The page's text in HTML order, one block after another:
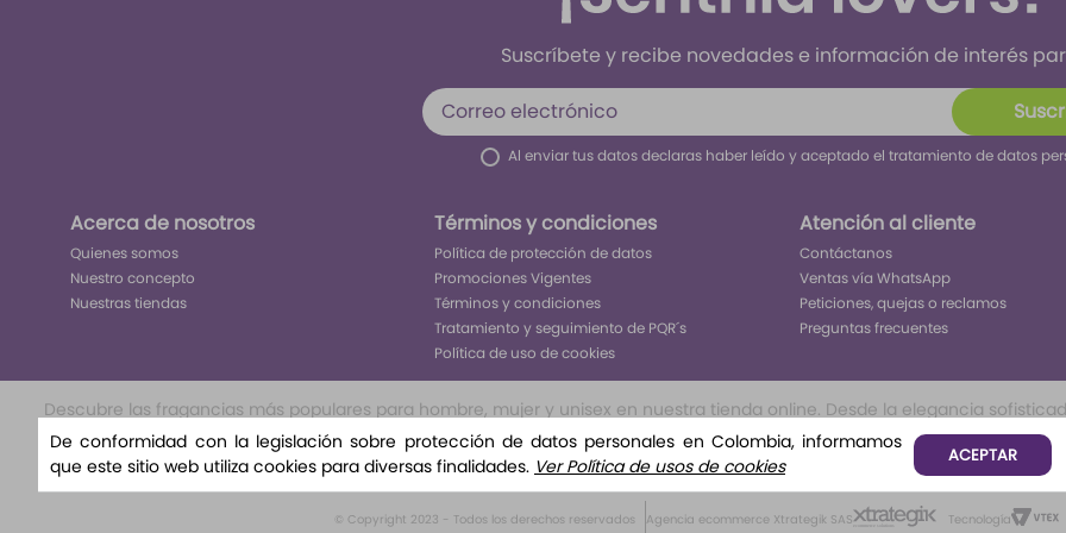
Suscríbete y recibe novedades e información de interés
Al enviar tus datos declaras haber leído y aceptado el tratamiento de datos
Acerca de nosotros
Quienes somos
Nuestro concepto
Nuestras tiendas
Términos y condiciones
Política de protección de datos
Promociones Vigentes
Términos y condiciones
Tratamiento y seguimiento de PQR´s
Política de uso de cookies
Atención al cliente
Contáctanos
Ventas vía WhatsApp
Peticiones, quejas o reclamos
Preguntas frecuentes
Descubre las fragancias más populares para hombre, mujer y unisex en nuestra tienda online. Desde la elegancia
nuestra selección exclusiva te llevará a un viaje olfativo inolvidable. Encuentra tu aroma perfecto para cada ocasión,
nuestra variedad de aromas florales, amaderado, o frutales te permitirá tener todo lo que buscar para ser el
© Copyright 2023 - Todos los derechos reservados Agencia ecommerce Xtrategik SAS Tecnología
De conformidad con la legislación sobre protección de datos personales en Colombia, informamos
que este sitio web utiliza cookies para diversas finalidades. Ver Política de usos de cookies ACEPTAR